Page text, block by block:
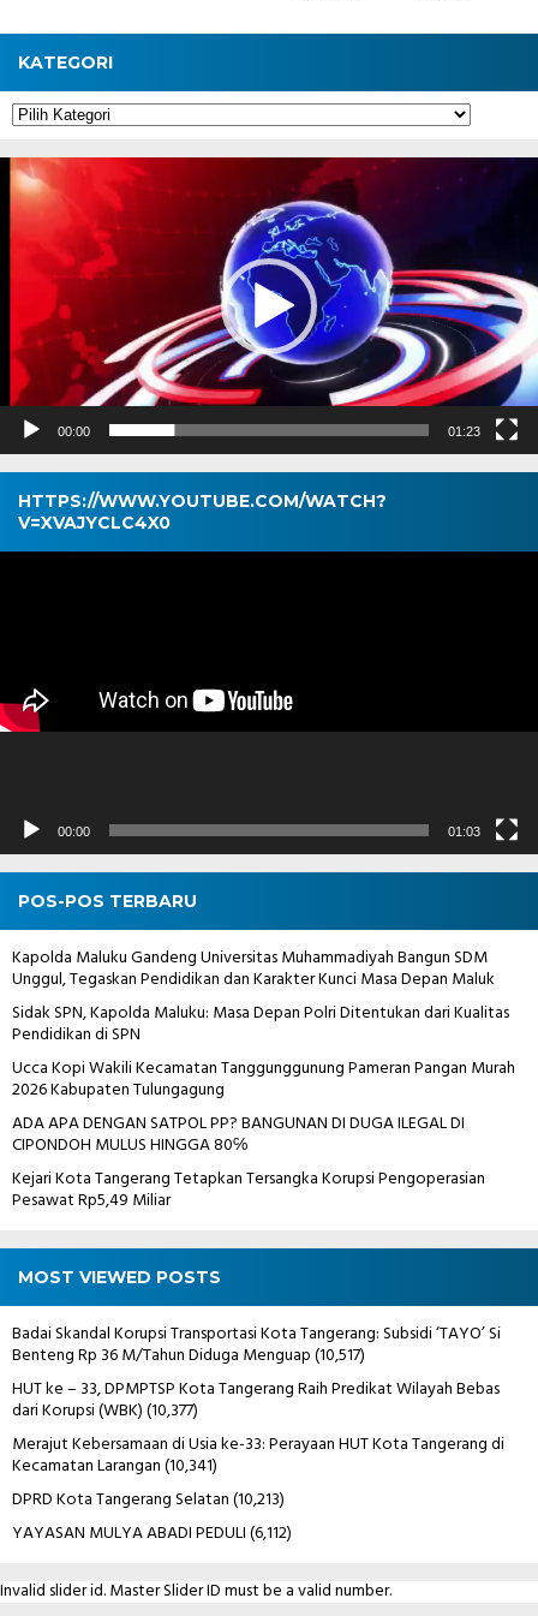
KATEGORI
Kategori
Pemutar
Video
00:00 01:23
HTTPS://WWW.YOUTUBE.COM/WATCH?
V=XVAJYCLC4X0
Pemutar
00:00 01:03
POS-POS TERBARU
Kapolda Maluku Gandeng Universitas Muhammadiyah Bangun SDM
Unggul, Tegaskan Pendidikan dan Karakter Kunci Masa Depan Maluk
Sidak SPN, Kapolda Maluku: Masa Depan Polri Ditentukan dari Kualitas
Pendidikan di SPN
Ucca Kopi Wakili Kecamatan Tanggunggunung Pameran Pangan Murah
2026 Kabupaten Tulungagung
ADA APA DENGAN SATPOL PP? BANGUNAN DI DUGA ILEGAL DI
CIPONDOH MULUS HINGGA 80℅
Kejari Kota Tangerang Tetapkan Tersangka Korupsi Pengoperasian
Pesawat Rp5,49 Miliar
MOST VIEWED POSTS
Badai Skandal Korupsi Transportasi Kota Tangerang: Subsidi ‘TAYO’ Si
Benteng Rp 36 M/Tahun Diduga Menguap(10,517)
HUT ke – 33, DPMPTSP Kota Tangerang Raih Predikat Wilayah Bebas
dari Korupsi (WBK)(10,377)
Merajut Kebersamaan di Usia ke-33: Perayaan HUT Kota Tangerang di
Kecamatan Larangan(10,341)
DPRD Kota Tangerang Selatan(10,213)
YAYASAN MULYA ABADI PEDULI(6,112)
Invalid slider id. Master Slider ID must be a valid number.